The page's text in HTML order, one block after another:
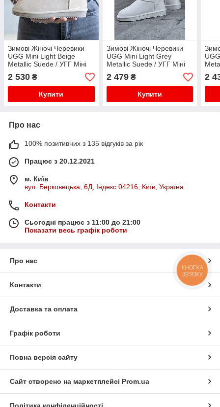
Зимові Жіночі Черевики
UGG Mini Light Beige
Metallic Suede / УГГ Міні
Металік Суейд Світло
Бежеві
2 530 ₴
Купити
Зимові Жіночі Черевики
UGG Mini Light Grey
Metallic Suede / УГГ Міні
Металік Суейд Світло Сірі
2 479₴
Купити
2
Про нас
100% позитивних з 135 відгуків за рік
Працює з 20.12.2021
м. Київ
вул. Берковецька, 6Д, Індекс 04216, Київ, Україна
Контакти
Сьогодні працює з 11:00 до 21:00
Показати весь графік роботи
Про нас
Контакти
Доставка та оплата
Графік роботи
Повна версія сайту
Сайт створено на маркетплейсі Prom.ua
КНОПКА
ЗВ'ЯЗКУ